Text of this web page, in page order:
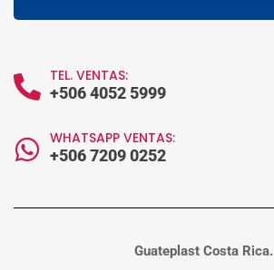
TEL. VENTAS:
+506 4052 5999
WHATSAPP VENTAS:
+506 7209 0252
Guateplast Costa Rica.